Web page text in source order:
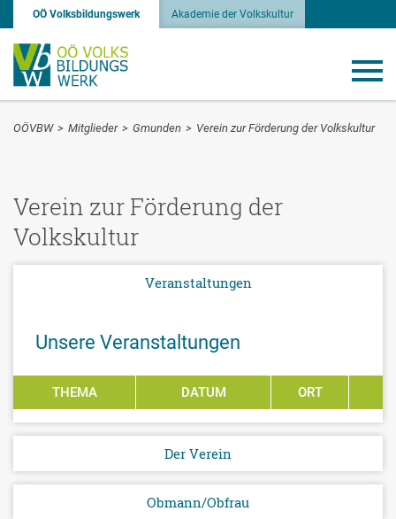
OÖ Volksbildungswerk Akademie der Volkskultur
OÖVBW > Mitglieder > Gmunden > Verein zur Förderung der Volkskultur
Verein zur Förderung der
Volkskultur
Veranstaltungen
Unsere Veranstaltungen
THEMA DATUM ORT
Der Verein
Obmann/Obfrau